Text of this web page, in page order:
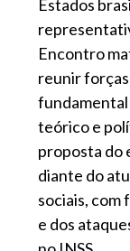
Estados
Encontro
reunir
teórico e
proposta do
diante do
sociais, com
e dos